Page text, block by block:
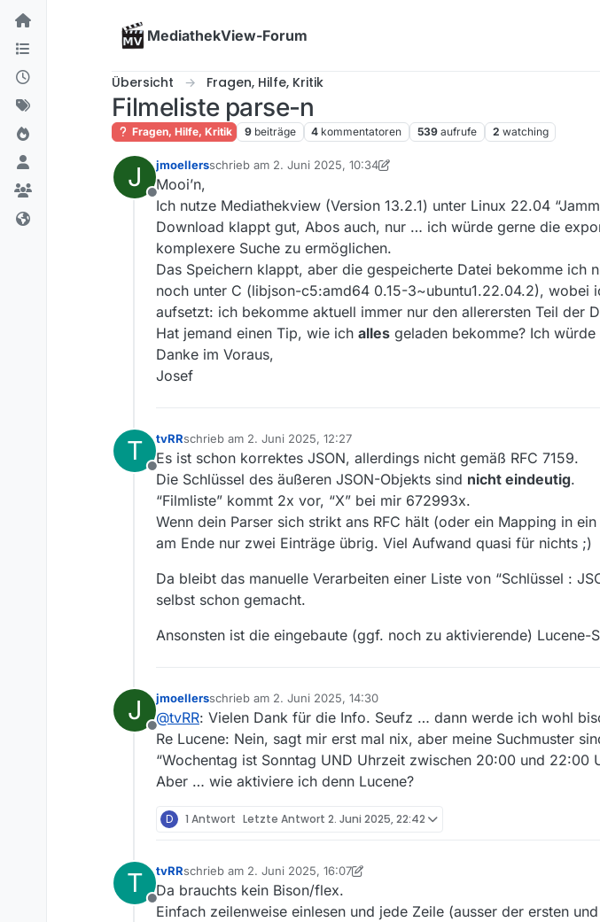
Skip to content
MediathekView-Forum
Übersicht Fragen, Hilfe, Kritik
Filmeliste parse-n
Fragen, Hilfe, Kritik 9 beiträge 4 kommentatoren 539 aufrufe 2 watching
J
Offline
jmoellersschrieb am 2. Juni 2025, 10:34
zuletzt editiert von jmoellers6. Feb. 2025, 12:35
Mooi’n,
Ich nutze Mediathekview (Version 13.2.1) unter Linux 22.04
Download klappt gut, Abos auch, nur … ich würde gerne die
komplexere Suche zu ermöglichen.
Das Speichern klappt, aber die gespeicherte Datei bekomme ich
noch unter C (libjson-c5:amd64 0.15-3~ubuntu1.22.04.2),
aufsetzt: ich bekomme aktuell immer nur den allerersten Teil der
Hat jemand einen Tip, wie ich alles geladen bekomme? Ich
Danke im Voraus,
Josef
T
Offline
tvRRschrieb am 2. Juni 2025, 12:27
zuletzt editiert von
Es ist schon korrektes JSON, allerdings nicht gemäß RFC 7159.
Die Schlüssel des äußeren JSON-Objekts sind nicht eindeutig.
“Filmliste” kommt 2x vor, “X” bei mir 672993x.
Wenn dein Parser sich strikt ans RFC hält (oder ein Mapping in
am Ende nur zwei Einträge übrig. Viel Aufwand quasi für nichts ;)
Da bleibt das manuelle Verarbeiten einer Liste von “Schlüssel :
selbst schon gemacht.
Ansonsten ist die eingebaute (ggf. noch zu aktivierende)
J
Offline
jmoellersschrieb am 2. Juni 2025, 14:30
zuletzt editiert von
@tvRR: Vielen Dank für die Info. Seufz … dann werde ich wohl
Re Lucene: Nein, sagt mir erst mal nix, aber meine Suchmuster
“Wochentag ist Sonntag UND Uhrzeit zwischen 20:00 und 22:00
Aber … wie aktiviere ich denn Lucene?
D 1 Antwort Letzte Antwort 2. Juni 2025, 22:42
T
Offline
tvRRschrieb am 2. Juni 2025, 16:07
zuletzt editiert von tvRR6. Feb. 2025, 22:02
Da brauchts kein Bison/flex.
Einfach zeilenweise einlesen und jede Zeile (ausser der ersten